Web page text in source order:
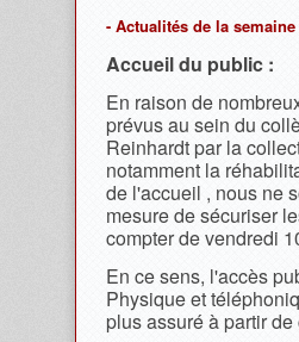
- Actualités de la semaine
Accueil du public :
En raison de
prévus au sein du
Reinhardt par la
notamment la
de l'accueil , nous ne
mesure de sécuriser
compter de vendredi
En ce sens, l'accès
Physique et
plus assuré à partir de